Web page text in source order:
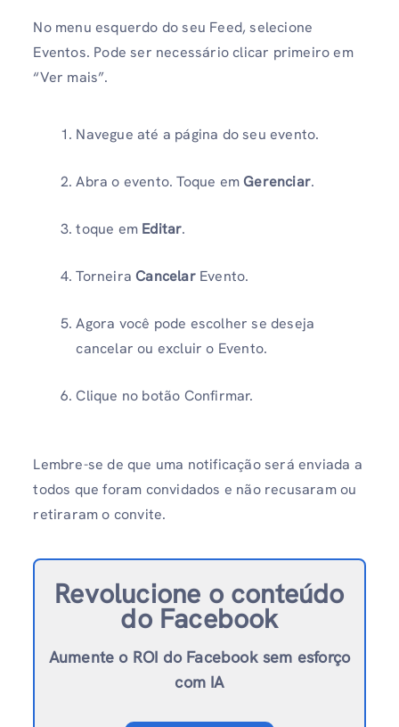
No menu esquerdo do seu Feed, selecione
Eventos. Pode ser necessário clicar primeiro em
“Ver mais”.
Navegue até a página do seu evento.
Abra o evento. Toque emGerenciar.
toque em Editar.
TorneiraCancelarEvento.
Agora você pode escolher se deseja
cancelar ou excluir o Evento.
Clique no botão Confirmar.
Lembre-se de que uma notificação será enviada a
todos que foram convidados e não recusaram ou
retiraram o convite.
Revolucione o conteúdo
do Facebook
Aumente o ROI do Facebook sem esforço
com IA